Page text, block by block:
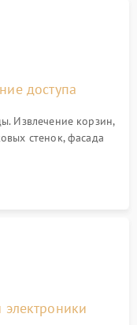
доступа
Извлечение корзин,
стенок, фасада
сливной помпе.